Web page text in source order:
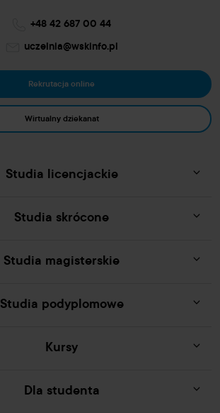
+48 42 687 00 44
uczelnia@wskinfo.pl
Rekrutacja online
Wirtualny dziekanat
Studia licencjackie
Studia skrócone
Studia magisterskie
Studia podyplomowe
Kursy
Dla studenta